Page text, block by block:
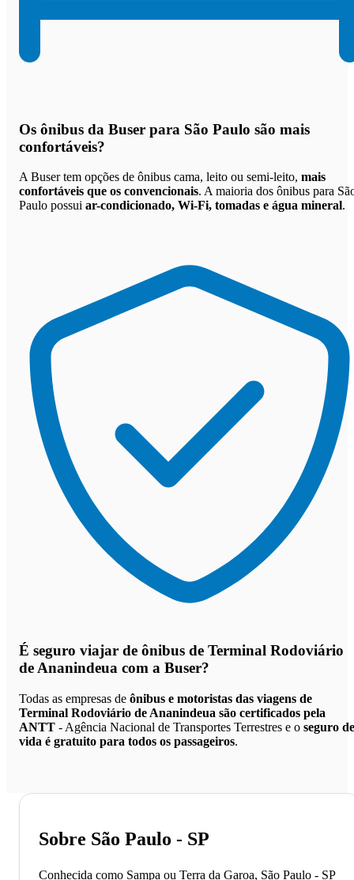
Os ônibus da Buser para São Paulo são mais
confortáveis?
A Buser tem opções de ônibus cama, leito ou semi-leito, mais
confortáveis que os convencionais. A maioria dos ônibus para
Paulo possui ar-condicionado, Wi-Fi, tomadas e água mineral.
É seguro viajar de ônibus de Terminal Rodoviário
de Ananindeua com a Buser?
Todas as empresas de ônibus e motoristas das viagens de
Terminal Rodoviário de Ananindeua são certificados pela
ANTT - Agência Nacional de Transportes Terrestres e o seguro de
vida é gratuito para todos os passageiros.
Sobre São Paulo - SP
Conhecida como Sampa ou Terra da Garoa, São Paulo - SP